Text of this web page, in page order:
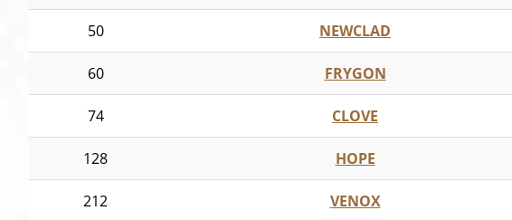
50 NEWCLAD
60 FRYGON
74 CLOVE
128 HOPE
212 VENOX